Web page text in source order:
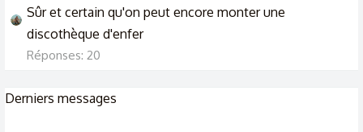
Sûr et certain qu'on peut encore monter une
discothèque d'enfer
Réponses: 20
Derniers messages